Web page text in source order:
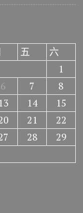
五
六
1
6 7
8
13 14
15
21
22
28
29